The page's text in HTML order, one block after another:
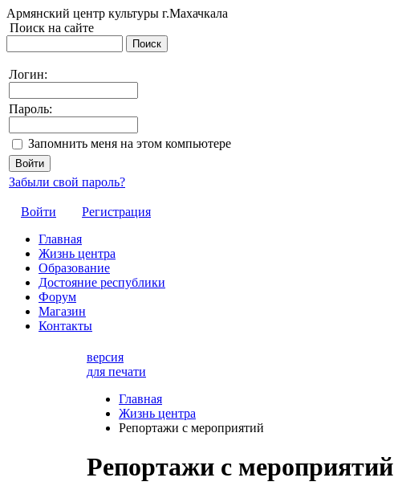
Армянский центр культуры г.Махачкала
Поиск на сайте
Логин:
Пароль:
Запомнить меня на этом компьютере
Забыли свой пароль?
Войти
Регистрация
Главная
Жизнь центра
Образование
Достояние республики
Форум
Магазин
Контакты
версия
для печати
Главная
Жизнь центра
Репортажи с мероприятий
Репортажи с мероприятий